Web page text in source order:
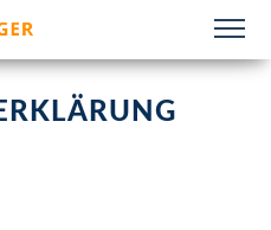
Energieberater
bietet von der
Planung bis zur
Bauüberwachung